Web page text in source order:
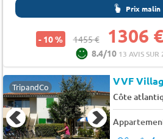
Prix malin
- 10 % 1455 € 1306 €
8.4/10 13 AVIS SUR
TripandCo
Côte